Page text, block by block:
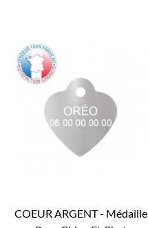
COEUR ARGENT - Médaille